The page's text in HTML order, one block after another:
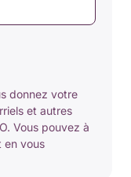
donnez votre
et autres
Vous pouvez à
en vous